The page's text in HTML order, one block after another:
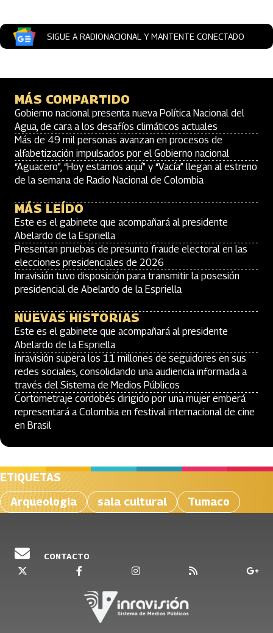
SIGUE A RADIONACIONAL Y MANTENTE CONECTADO
MÁS COMPARTIDO
Gobierno nacional presenta nueva Política Nacional del
Agua, de cara a los desafíos climáticos actuales
Más de 49 mil personas avanzan en procesos de
alfabetización impulsados por el Gobierno nacional
“Aguacero”, “Hoy estamos aquí” y “Vacía” llegan al estreno
de la semana de Radio Nacional de Colombia
MÁS LEÍDO
Este es el gabinete que acompañará al presidente
Abelardo de la Espriella
Presentan pruebas de presunto fraude electoral en las
elecciones presidenciales de 2026
Inravisión tuvo disposición para transmitir la posesión
presidencial de Abelardo de la Espriella
NUEVAS HISTORIAS
Este es el gabinete que acompañará al presidente
Abelardo de la Espriella
Inravisión supera los 11 millones de seguidores en sus
redes sociales, consolidando una audiencia informada a
través del Sistema de Medios Públicos
Cortometraje cordobés dirigido por una mujer emberá
representará a Colombia en festival internacional de cine
en Brasil
ETIQUETAS
Arqueologia
sala cultural Tumaco
CONTACTO